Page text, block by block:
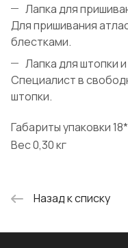
Лапка для
Для пришивания
блестками.
Лапка для штопки
Специалист в
штопки.
Габариты упаковки
Вес 0,30 кг
Назад к списку